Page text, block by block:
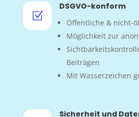
Z
DSGVO-konform
Öffentliche & nicht-
Möglichkeit zur
Beiträgen
Mit Wasserzeichen
Sicherheit und